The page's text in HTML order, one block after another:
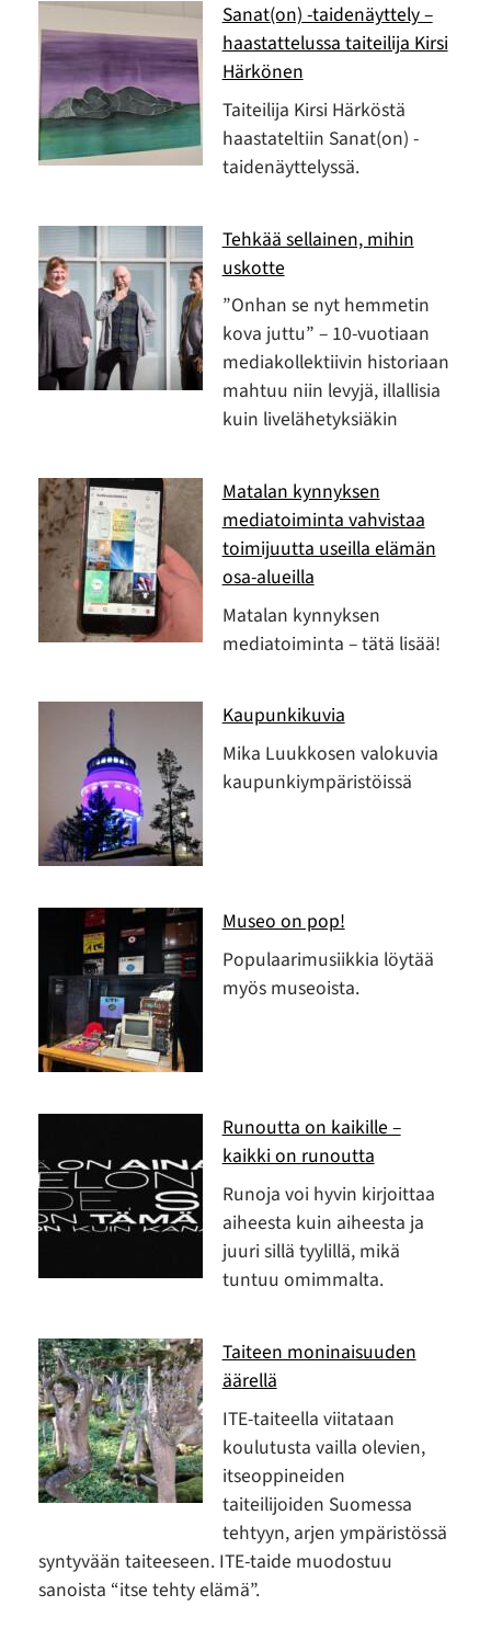
Sanat(on) -taidenäyttely –
haastattelussa taiteilija Kirsi
Härkönen
Taiteilija Kirsi Härköstä
haastateltiin Sanat(on) -
taidenäyttelyssä.
Tehkää sellainen, mihin
uskotte
”Onhan se nyt hemmetin
kova juttu” – 10-vuotiaan
mediakollektiivin historiaan
mahtuu niin levyjä, illallisia
kuin livelähetyksiäkin
Matalan kynnyksen
mediatoiminta vahvistaa
toimijuutta useilla elämän
osa-alueilla
Matalan kynnyksen
mediatoiminta – tätä lisää!
Kaupunkikuvia
Mika Luukkosen valokuvia
kaupunkiympäristöissä
Museo on pop!
Populaarimusiikkia löytää
myös museoista.
Runoutta on kaikille –
kaikki on runoutta
Runoja voi hyvin kirjoittaa
aiheesta kuin aiheesta ja
juuri sillä tyylillä, mikä
tuntuu omimmalta.
Taiteen moninaisuuden
äärellä
ITE-taiteella viitataan
koulutusta vailla olevien,
itseoppineiden
taiteilijoiden Suomessa
tehtyyn, arjen ympäristössä
syntyvään taiteeseen. ITE-taide muodostuu
sanoista “itse tehty elämä”.